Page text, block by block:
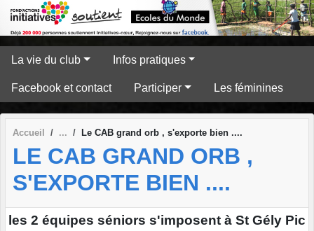
La vie du club Infos pratiques
Facebook et contact Participer Les féminines
Accueil Le CAB grand orb , s'exporte bien ....
LE CAB GRAND ORB ,
S'EXPORTE BIEN ....
les 2 équipes séniors s'imposent à St Gély Pic